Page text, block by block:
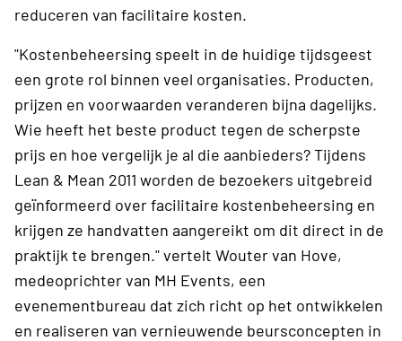
reduceren van facilitaire kosten.
"Kostenbeheersing speelt in de huidige tijdsgeest
een grote rol binnen veel organisaties. Producten,
prijzen en voorwaarden veranderen bijna dagelijks.
Wie heeft het beste product tegen de scherpste
prijs en hoe vergelijk je al die aanbieders? Tijdens
Lean & Mean 2011 worden de bezoekers uitgebreid
geïnformeerd over facilitaire kostenbeheersing en
krijgen ze handvatten aangereikt om dit direct in de
praktijk te brengen." vertelt Wouter van Hove,
medeoprichter van MH Events, een
evenementbureau dat zich richt op het ontwikkelen
en realiseren van vernieuwende beursconcepten in